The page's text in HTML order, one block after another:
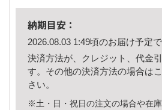
納期目安：
2026.08.03 1:49頃のお届け予定で
決済方法が、クレジット、代金
す。その他の決済方法の場合は
さい。
※土・日・祝日の注文の場合や在